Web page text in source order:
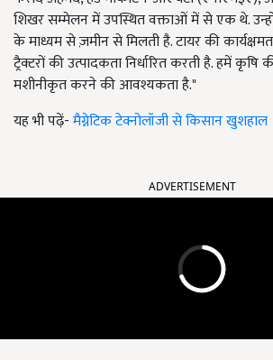
शिखर सम्मेलन में उपस्थित वक्ताओं में से एक थे.
के माध्यम से ज़मीन से मिलती है. टायर की
ट्रैक्टरों की उत्पादकता निर्धारित करती है. हमें कृषि
मशीनीकृत करने की आवश्यकता है."
यह भी पढ़ें-मैग्नेटिक टेक्नोलॉजी से किसान खुशहाल
ADVERTISEMENT